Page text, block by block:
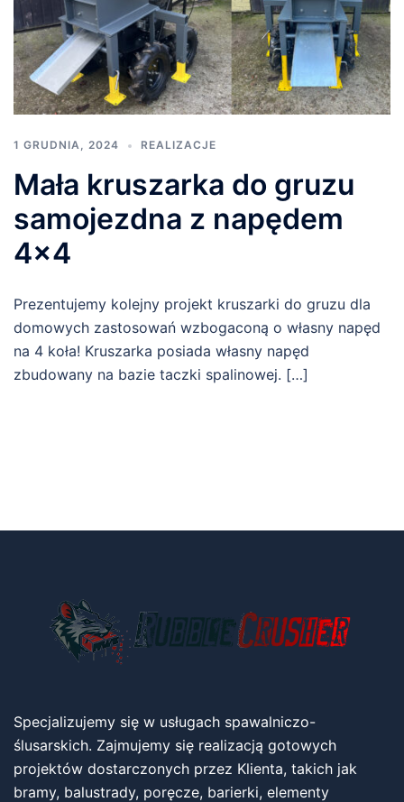
1 GRUDNIA, 2024 REALIZACJE
Mała kruszarka do gruzu
samojezdna z napędem
4×4
Prezentujemy kolejny projekt kruszarki do gruzu dla
domowych zastosowań wzbogaconą o własny napęd
na 4 koła! Kruszarka posiada własny napęd
zbudowany na bazie taczki spalinowej. […]
Specjalizujemy się w usługach spawalniczo-
ślusarskich. Zajmujemy się realizacją gotowych
projektów dostarczonych przez Klienta, takich jak
bramy, balustrady, poręcze, barierki, elementy